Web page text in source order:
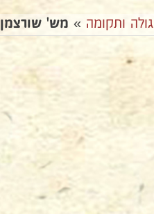
גולה ותקומה » מש' שורצמן 210